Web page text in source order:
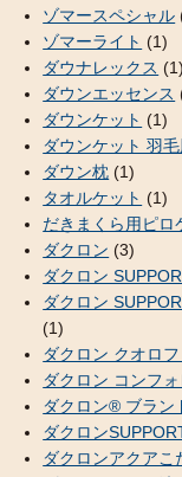
ゾマースペシャル
ゾマーライト (1)
ダウナレックス (1)
ダウンエッセンス
ダウンケット (1)
ダウンケット 羽
ダウン枕 (1)
タオルケット (1)
だきまくら用ピロ
ダクロン (3)
ダクロン
ダクロン
(1)
ダクロン クオロ
ダクロン コンフ
ダクロン® ブラン
ダクロン
ダクロンアクアこ